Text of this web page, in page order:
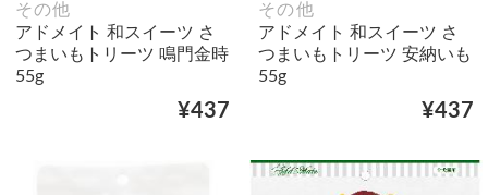
その他
アドメイト 和スイーツ さ
つまいもトリーツ 鳴門金時
55g
¥437
その他
アドメイト 和スイーツ さ
つまいもトリーツ 安納いも
55g
¥437